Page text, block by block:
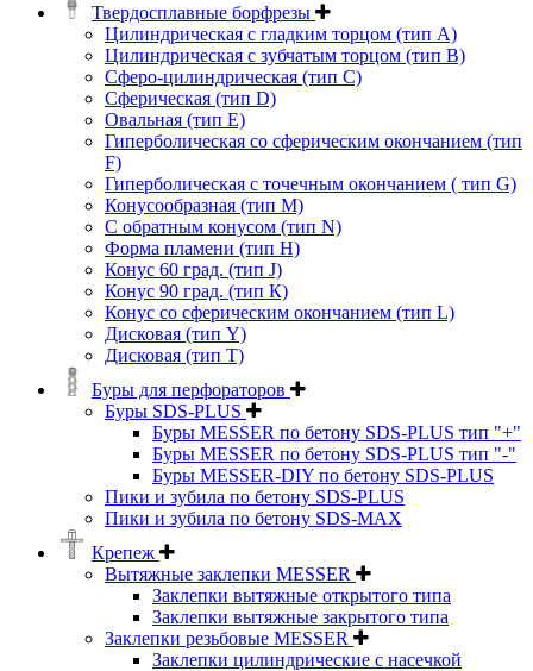
Твердосплавные борфрезы
Цилиндрическая с гладким торцом (тип А)
Цилиндрическая с зубчатым торцом (тип В)
Сферо-цилиндрическая (тип С)
Сферическая (тип D)
Овальная (тип Е)
Гиперболическая со сферическим окончанием (тип
F)
Гиперболическая с точечным окончанием ( тип G)
Конусообразная (тип М)
C обратным конусом (тип N)
Форма пламени (тип H)
Конус 60 град. (тип J)
Конус 90 град. (тип К)
Конус со сферическим окончанием (тип L)
Дисковая (тип Y)
Дисковая (тип Т)
Буры для перфораторов
Буры SDS-PLUS
Буры MESSER по бетону SDS-PLUS тип "+"
Буры MESSER по бетону SDS-PLUS тип "-"
Буры MESSER-DIY по бетону SDS-PLUS
Пики и зубила по бетону SDS-PLUS
Пики и зубила по бетону SDS-MAX
Крепеж
Вытяжные заклепки MESSER
Заклепки вытяжные открытого типа
Заклепки вытяжные закрытого типа
Заклепки резьбовые MESSER
Заклепки цилиндрические с насечкой